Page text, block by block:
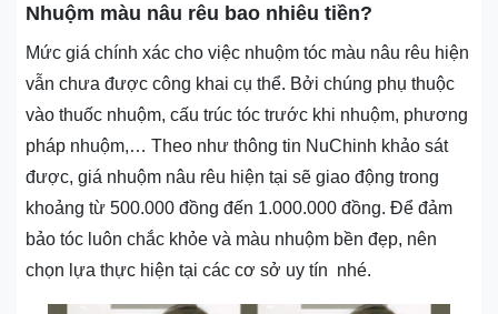
Nhuộm màu nâu rêu bao nhiêu tiền?
Mức giá chính xác cho việc nhuộm tóc màu nâu rêu hiện
vẫn chưa được công khai cụ thể. Bởi chúng phụ thuộc
vào thuốc nhuộm, cấu trúc tóc trước khi nhuộm, phương
pháp nhuộm,… Theo như thông tin NuChinh khảo sát
được, giá nhuộm nâu rêu hiện tại sẽ giao động trong
khoảng từ 500.000 đồng đến 1.000.000 đồng. Để đảm
bảo tóc luôn chắc khỏe và màu nhuộm bền đẹp, nên
chọn lựa thực hiện tại các cơ sở uy tín nhé.